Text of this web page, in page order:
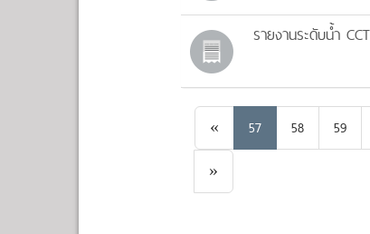
รายงานระดับน้ำ
«Previous
57 58 59
»Next